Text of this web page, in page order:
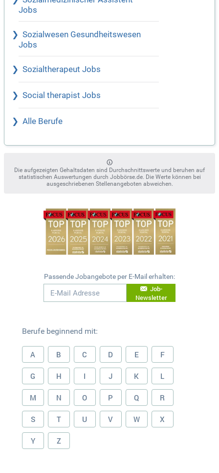
Jobs
Sozialwesen Gesundheitswesen
Jobs
Sozialtherapeut Jobs
Social therapist Jobs
Alle Berufe
Die aufgezeigten Gehaltsdaten sind Durchschnittswerte und beruhen auf
statistischen Auswertungen durch Jobbörse.de. Die Werte können bei
ausgeschriebenen Stellenangeboten abweichen.
Passende Jobangebote per E-Mail erhalten:
Job-
Newsletter
Berufe beginnend mit:
A B C D E F
G H I J K L
M N O P Q R
S T U V W X
Y Z